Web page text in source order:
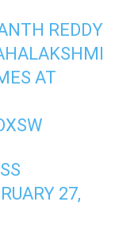
REDDY
AT
27,